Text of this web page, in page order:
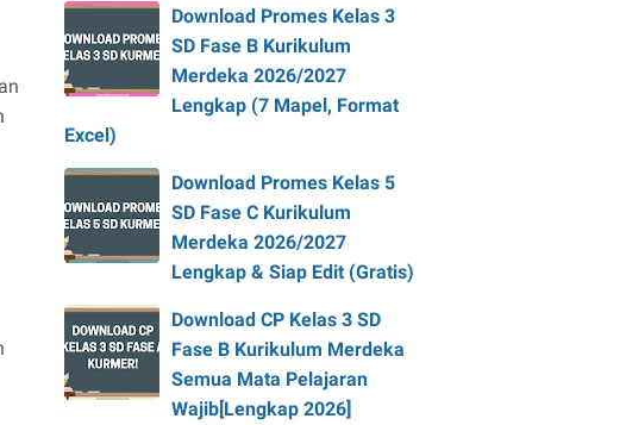
Download Promes Kelas 3
SD Fase B Kurikulum
Merdeka 2026/2027
Lengkap (7 Mapel, Format
Excel)
Download Promes Kelas 5
SD Fase C Kurikulum
Merdeka 2026/2027
Lengkap & Siap Edit (Gratis)
Download CP Kelas 3 SD
Fase B Kurikulum Merdeka
Semua Mata Pelajaran
Wajib[Lengkap 2026]